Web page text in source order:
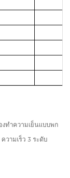
งทำความเย็นแบบพก
วามเร็ว 3 ระดับ